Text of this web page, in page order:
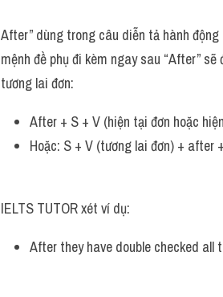
After” dùng trong câu diễn tả hành
mệnh đề phụ đi kèm ngay sau “After”
tương lai đơn:
After + S + V (hiện tại đơn hoặc
Hoặc: S + V (tương lai đơn) + after
IELTS TUTOR xét ví dụ:
After they have double checked